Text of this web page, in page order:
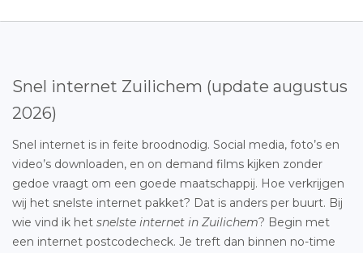
Snel internet Zuilichem (update augustus
2026)
Snel internet is in feite broodnodig. Social media, foto’s en
video’s downloaden, en on demand films kijken zonder
gedoe vraagt om een goede maatschappij. Hoe verkrijgen
wij het snelste internet pakket? Dat is anders per buurt. Bij
wie vind ik het snelste internet in Zuilichem? Begin met
een internet postcodecheck. Je treft dan binnen no-time